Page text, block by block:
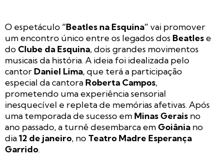
O espetáculo “Beatles na Esquina” vai promover
um encontro único entre os legados dos Beatles e
do Clube da Esquina, dois grandes movimentos
musicais da história. A ideia foi idealizada pelo
cantor Daniel Lima, que terá a participação
especial da cantora Roberta Campos,
prometendo uma experiência sensorial
inesquecível e repleta de memórias afetivas. Após
uma temporada de sucesso em Minas Gerais no
ano passado, a turnê desembarca em Goiânia no
dia12 de janeiro, no Teatro Madre Esperança
Garrido.